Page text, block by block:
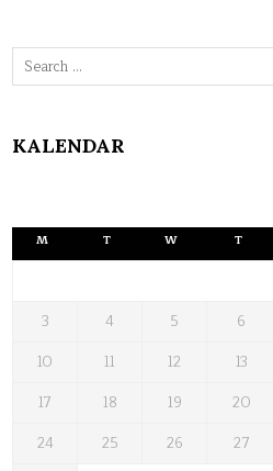
Search
for:
KALENDAR
M T W T
3
4 5 6
10
11 12 13
17
18 19 20
24
25 26 27